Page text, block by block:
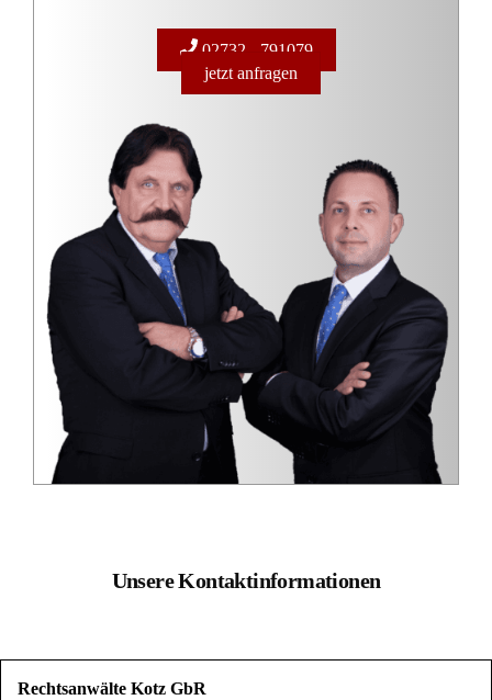
02732 - 791079
jetzt anfragen
Unsere Kontaktinformationen
Rechtsanwälte Kotz GbR